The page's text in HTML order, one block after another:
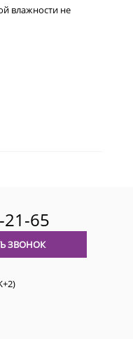
влажности не
65
ЗВОНОК